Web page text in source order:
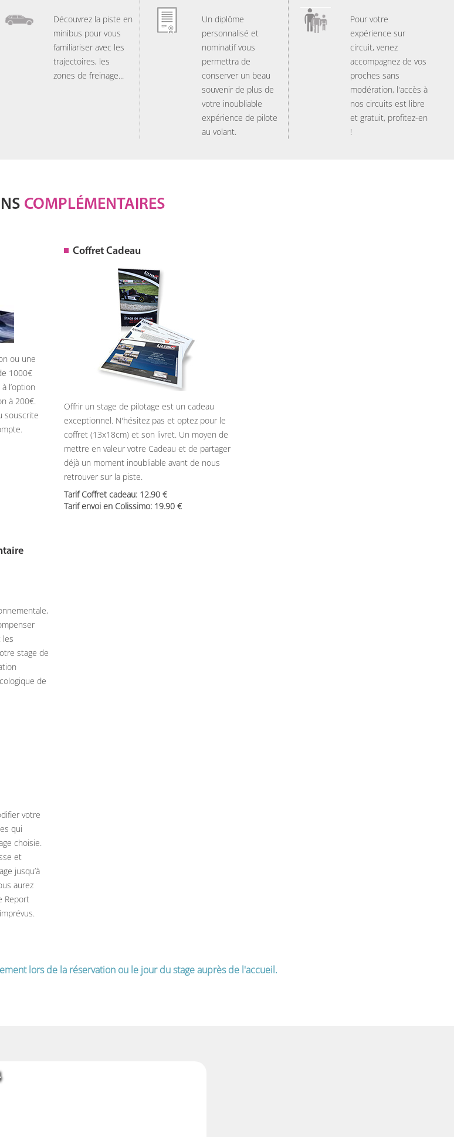
Découvrez la piste en
minibus pour vous
familiariser avec les
trajectoires, les
zones de freinage...
Un diplôme
personnalisé et
nominatif vous
permettra de
conserver un beau
souvenir de plus de
votre inoubliable
expérience de pilote
au volant.
Pour votre
expérience sur
circuit, venez
accompagnez de vos
proches sans
modération, l'accès à
nos circuits est libre
et gratuit, profitez-en
!
COMPLÉMENTAIRES
ou une
1000
l’option
à 200€.
souscrite
Coffret Cadeau
Offrir un stage de pilotage est un cadeau
exceptionnel. N'hésitez pas et optez pour le
coffret (13x18cm) et son livret. Un moyen de
mettre en valeur votre Cadeau et de partager
déjà un moment inoubliable avant de nous
retrouver sur la piste.
Tarif Coffret cadeau: 12.90
Tarif envoi en Colissimo: 19.90
les
stage de
de
votre
qui
choisie.
et
jusqu’à
aurez
Report
lors de la réservation ou le jour du stage auprès de l'accueil.